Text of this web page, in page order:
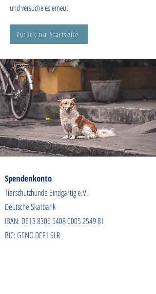
und versuche es erneut.
Zurück zur Startseite
Spendenkonto
Tierschutzhunde Einzigartig e.V.
Deutsche Skatbank
IBAN: DE138306 5408 0005 254981
BIC: GENO DEF1 SLR